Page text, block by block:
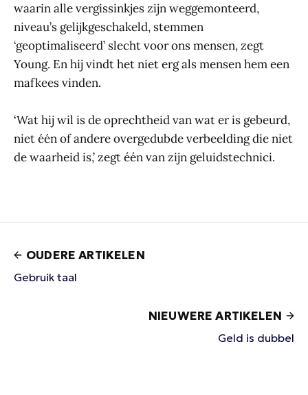
waarin alle vergissinkjes zijn weggemonteerd,
niveau’s gelijkgeschakeld, stemmen
‘geoptimaliseerd’ slecht voor ons mensen, zegt
Young. En hij vindt het niet erg als mensen hem een
mafkees vinden.
‘Wat hij wil is de oprechtheid van wat er is gebeurd,
niet één of andere overgedubde verbeelding die niet
de waarheid is,’ zegt één van zijn geluidstechnici.
OUDERE ARTIKELEN
Gebruik taal
NIEUWERE ARTIKELEN
Geld is dubbel